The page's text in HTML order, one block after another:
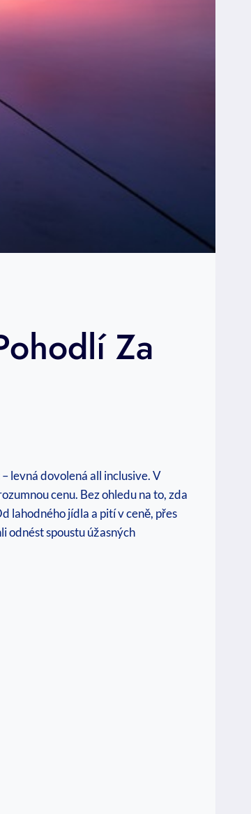
Za
levná dovolená⁢ all inclusive. V
cenu. Bez ohledu na to, zda
lahodného jídla a pití v ceně, přes
odnést spoustu‌ úžasných